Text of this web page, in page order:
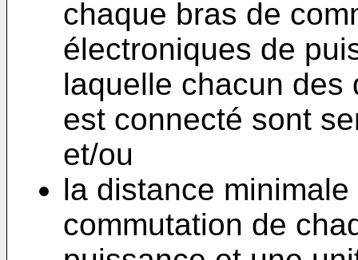
chaque bras de
électroniques de
laquelle chacun des
est connecté sont
et/ou
la distance
commutation de